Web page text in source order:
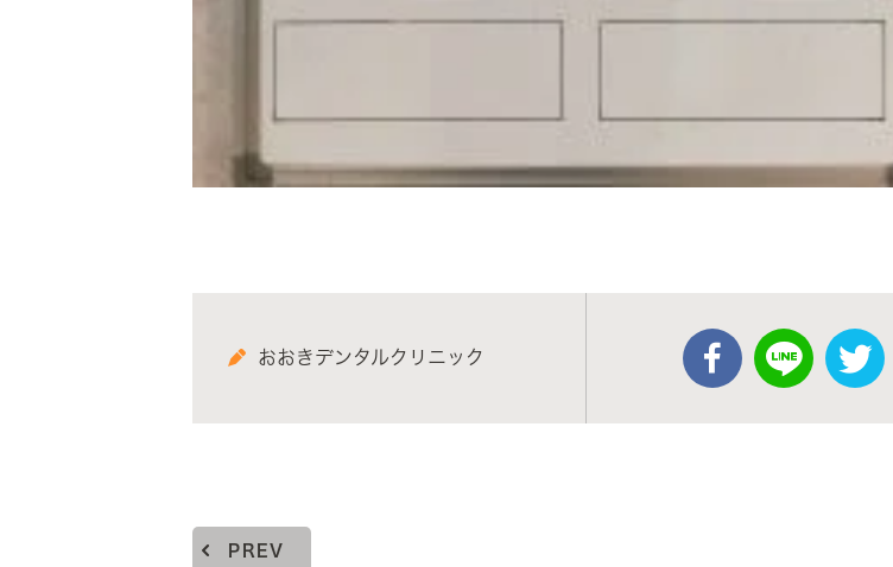
おおきデンタルクリニック
PREV